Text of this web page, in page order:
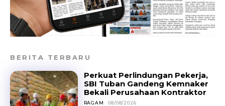
BERITA TERBARU
Perkuat Perlindungan Pekerja,
SBI Tuban Gandeng Kemnaker
Bekali Perusahaan Kontraktor
RAGAM 08/08/2026